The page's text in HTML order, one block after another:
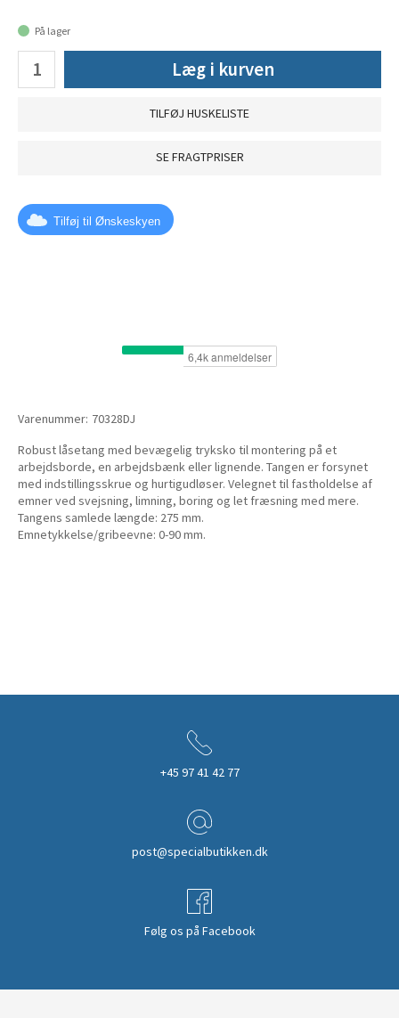
På lager
Læg i kurven
TILFØJ HUSKELISTE
SE FRAGTPRISER
Tilføj til Ønskeskyen
Varenummer: 70328DJ
Robust låsetang med bevægelig tryksko til montering på et
arbejdsborde, en arbejdsbænk eller lignende. Tangen er forsynet
med indstillingsskrue og hurtigudløser. Velegnet til fastholdelse af
emner ved svejsning, limning, boring og let fræsning med mere.
Tangens samlede længde: 275 mm.
Emnetykkelse/gribeevne: 0-90 mm.
+45 97 41 42 77
post@specialbutikken.dk
Følg os på Facebook